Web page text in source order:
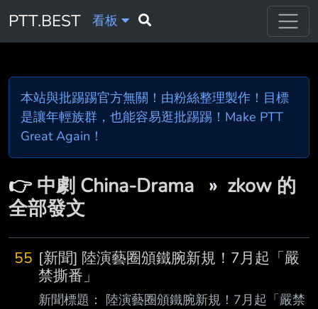
PTT.BEST 看板
本站與批踢踢官方無關！由粉絲整理製作！目標
是讓年輕族群，也能容易逛批踢踢！Make PTT
Great Again！
👉 中劇 China-Drama » zkow 的
全部發文
55 [新聞] 陸演藝圈頒鐵腕新規！7月起「嚴
禁撕番」
新聞標題： 陸演藝圈頒鐵腕新規！7月起「嚴禁